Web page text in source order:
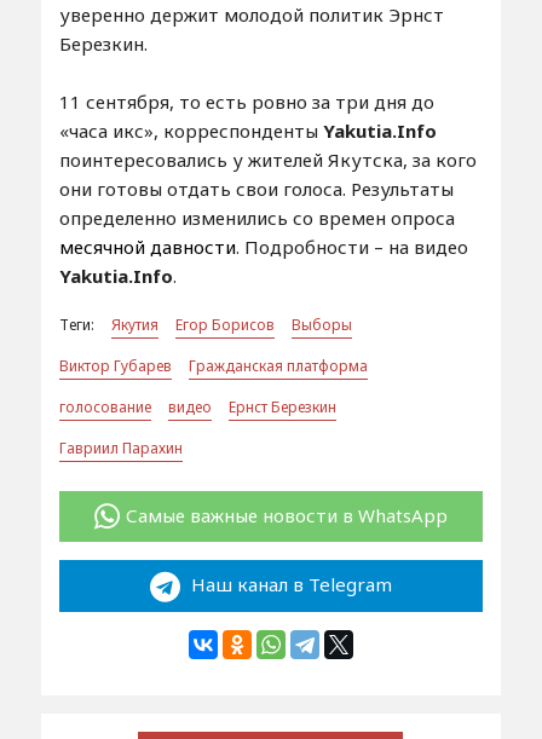
уверенно держит молодой политик Эрнст
Березкин.
11 сентября, то есть ровно за три дня до
«часа икс», корреспонденты Yakutia.Info
поинтересовались у жителей Якутска, за кого
они готовы отдать свои голоса. Результаты
определенно изменились со времен опроса
месячной давности. Подробности – на видео
Yakutia.Info.
Теги: Якутия Егор Борисов
Выборы
Виктор Губарев
Гражданская платформа
голосование
видео
Ернст Березкин
Гавриил Парахин
Самые важные новости в WhatsApp
Наш канал в Telegram